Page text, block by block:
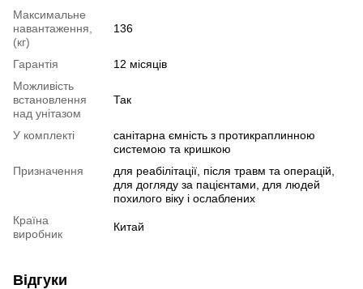
Максимальне
навантаження,
(кг)
136
Гарантія
12 місяців
Можливість
встановлення
над унітазом
Так
У комплекті
санітарна ємність з протикраплинною
системою та кришкою
Призначення
для реабілітації після травм та операцій
для догляду за пацієнтами
для людей
похилого віку і ослаблених
Країна
виробник
Китай
Відгуки